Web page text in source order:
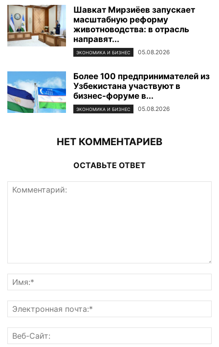
Шавкат Мирзиёев запускает
масштабную реформу
животноводства: в отрасль
направят...
ЭКОНОМИКА И БИЗНЕС 05.08.2026
Более 100 предпринимателей из
Узбекистана участвуют в
бизнес-форуме в...
ЭКОНОМИКА И БИЗНЕС 05.08.2026
НЕТ КОММЕНТАРИЕВ
ОСТАВЬТЕ ОТВЕТ